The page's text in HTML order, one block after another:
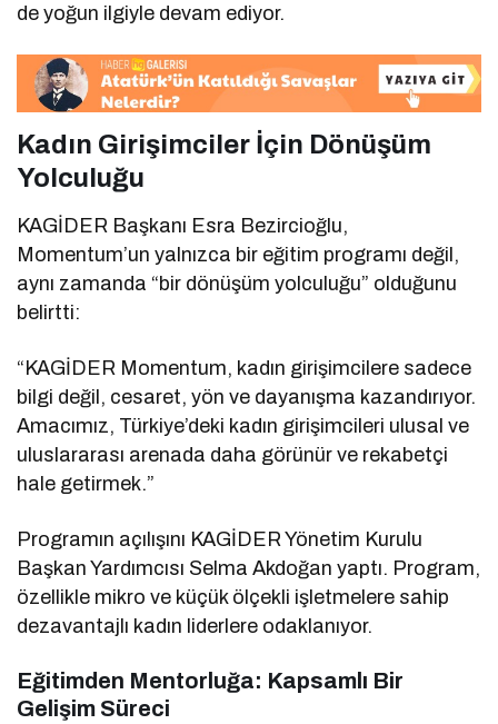
de yoğun ilgiyle devam ediyor.
Kadın Girişimciler İçin Dönüşüm
Yolculuğu
KAGİDER Başkanı Esra Bezircioğlu,
Momentum’un yalnızca bir eğitim programı değil,
aynı zamanda “bir dönüşüm yolculuğu” olduğunu
belirtti:
“KAGİDER Momentum, kadın girişimcilere sadece
bilgi değil, cesaret, yön ve dayanışma kazandırıyor.
Amacımız, Türkiye’deki kadın girişimcileri ulusal ve
uluslararası arenada daha görünür ve rekabetçi
hale getirmek.”
Programın açılışını KAGİDER Yönetim Kurulu
Başkan Yardımcısı Selma Akdoğan yaptı. Program,
özellikle mikro ve küçük ölçekli işletmelere sahip
dezavantajlı kadın liderlere odaklanıyor.
Eğitimden Mentorluğa: Kapsamlı Bir
Gelişim Süreci